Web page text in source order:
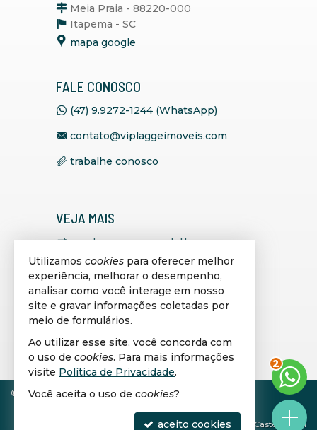
Meia Praia - 88220-000
Itapema - SC
mapa google
FALE CONOSCO
(47) 9.9272-1244 (WhatsApp)
contato@viplaggeimoveis.com
trabalhe conosco
VEJA MAIS
receba nosso newsletter
indicadores financeiros
cadastre seu imóvel
imóveis favoritos
mapa de imóveis
© 2026 CRECI/SC 7.163-J Política de Privacidade
Site para imobiliárias : Castel Digital
2
Utilizamos cookies para oferecer melhor
experiência, melhorar o desempenho,
analisar como você interage em nosso
site e gravar informações coletadas por
meio de formulários.
Ao utilizar esse site, você concorda com
o uso de cookies. Para mais informações
visite Política de Privacidade.
Você aceita o uso de cookies?
aceito cookies